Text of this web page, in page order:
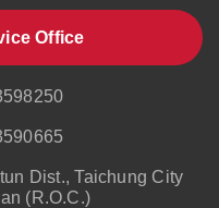
Office
Dist., Taichung City
(R.O.C.)